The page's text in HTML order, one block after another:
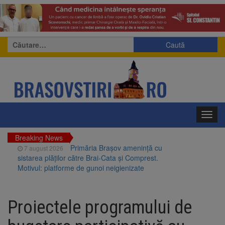
Caută
după:
Breaking News
7 august 2026
Primăria Brașov amenință cu
sistarea plăților către Brai-Cata și Comprest.
Motivul: platforme de gunoi neigienizate
Piața Star din Brașov au fost demolate
Proiectele programului de